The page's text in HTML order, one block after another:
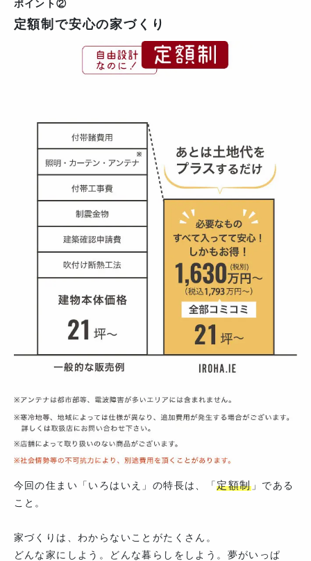
ポイント②
定額制で安心の家づくり
今回の住まい「いろはいえ」の特長は、「定額制」である
こと。
家づくりは、わからないことがたくさん。
どんな家にしよう。どんな暮らしをしよう。夢がいっぱ